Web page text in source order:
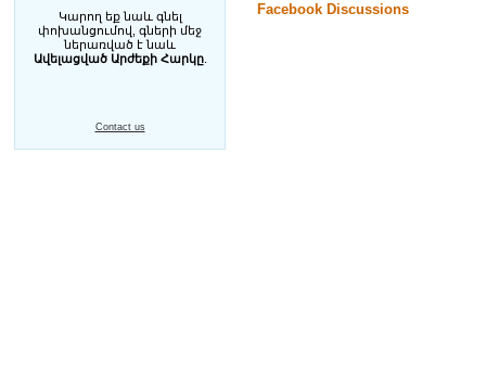
Կարող եք նաև գնել
փոխանցումով, գների մեջ
ներառված է նաև
Ավելացված Արժեքի Հարկը.
Contact us
Facebook Discussions